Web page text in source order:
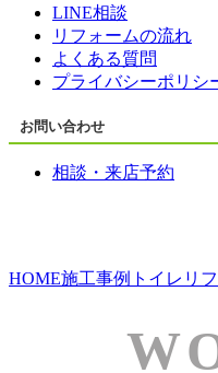
LINE相談
リフォームの流れ
よくある質問
プライバシーポリシ
お問い合わせ
相談・来店予約
HOME施工事例 トイレリ